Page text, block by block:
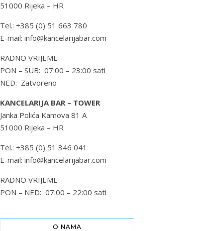
51000 Rijeka – HR
Tel.: +385 (0) 51 663 780
E-mail: info@kancelarijabar.com
RADNO VRIJEME
PON – SUB: 07:00 – 23:00 sati
NED: Zatvoreno
KANCELARIJA BAR – TOWER
Janka Polića Kamova 81 A
51000 Rijeka – HR
Tel.: +385 (0) 51 346 041
E-mail: info@kancelarijabar.com
RADNO VRIJEME
PON – NED: 07:00 – 22:00 sati
O NAMA